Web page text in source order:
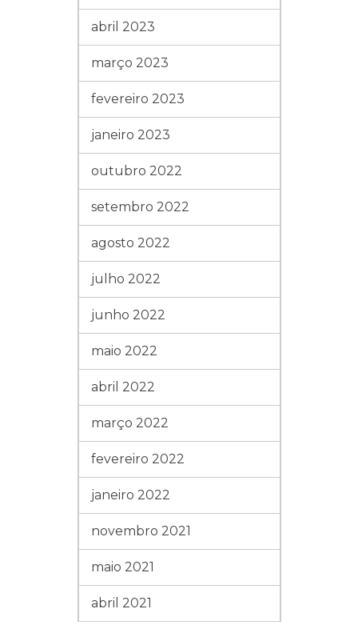
abril 2023
março 2023
fevereiro 2023
janeiro 2023
outubro 2022
setembro 2022
agosto 2022
julho 2022
junho 2022
maio 2022
abril 2022
março 2022
fevereiro 2022
janeiro 2022
novembro 2021
maio 2021
abril 2021